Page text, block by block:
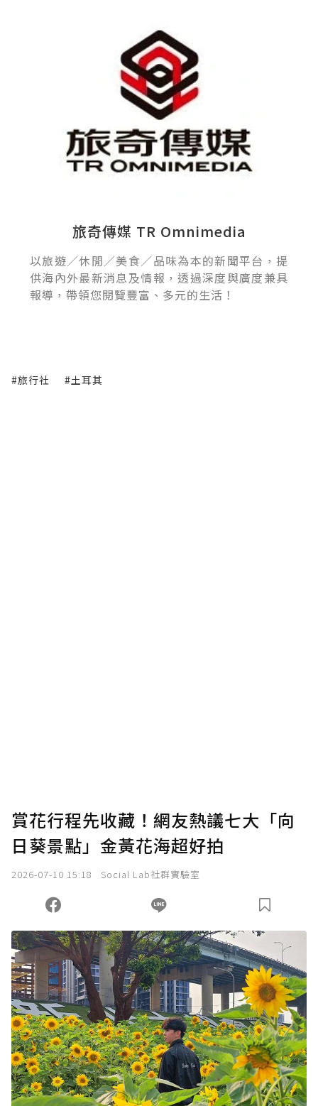
旅奇傳媒 TR Omnimedia
以旅遊／休閒／美食／品味為本的新聞平台，提
供海內外最新消息及情報，透過深度與廣度兼具
報導，帶領您閱覽豐富、多元的生活！
#旅行社 #土耳其
賞花行程先收藏！網友熱議七大「向
日葵景點」金黃花海超好拍
2026-07-10 15:18 Social Lab社群實驗室